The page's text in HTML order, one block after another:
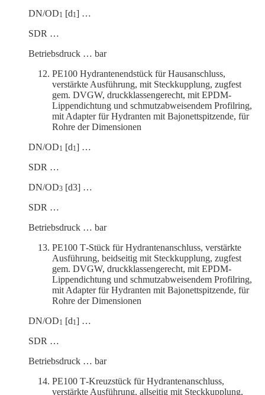
DN/OD1 [d1] …
SDR …
Betriebs­druck … bar
PE100 Hydran­ten­end­stück für Hausan­schluss,
verstärkte Ausführung, mit Steck­kupplung, zugfest
gem. DVGW, druck­klas­sen­ge­recht, mit EPDM-
Lippen­dichtung und schmutz­ab­wei­sendem Profilring,
mit Adapter für Hydranten mit Bajonett­spit­zende, für
Rohre der Dimensionen
DN/OD1 [d1] …
SDR …
DN/OD3 [d3] …
SDR …
Betriebs­druck … bar
PE100 T‑Stück für Hydrantenanschluss, verstärkte
Ausführung, beidseitig mit Steck­kupplung, zugfest
gem. DVGW, druck­klas­sen­ge­recht, mit EPDM-
Lippen­dichtung und schmutz­ab­wei­sendem Profilring,
mit Adapter für Hydranten mit Bajonett­spit­zende, für
Rohre der Dimensionen
DN/OD1 [d1] …
SDR …
Betriebs­druck … bar
PE100 T‑Kreuzstück für Hydrantenanschluss,
verstärkte Ausführung, allseitig mit Steck­kupplung,